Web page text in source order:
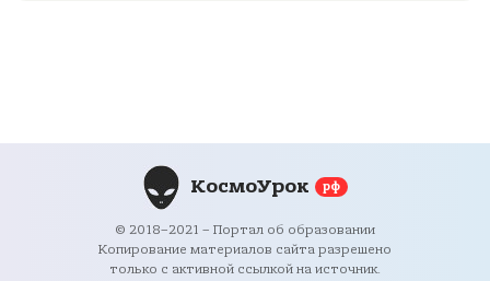
КосмоУрок рф
© 2018–2021 – Портал об образовании
Копирование материалов сайта разрешено
только с активной ссылкой на источник.